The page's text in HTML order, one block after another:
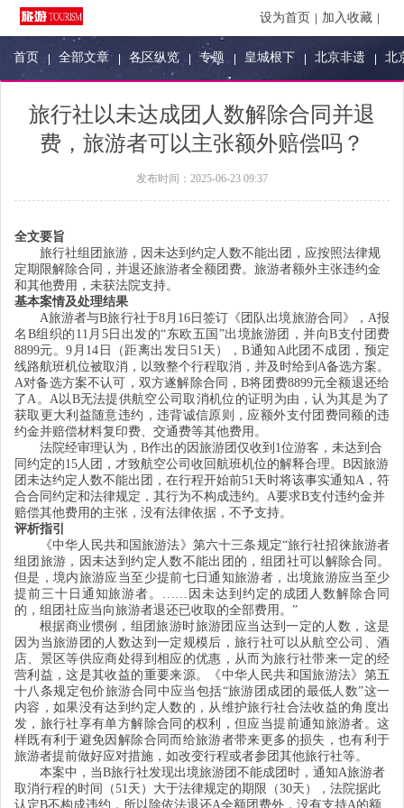
设为首页 加入收藏
首页 全部文章 各区纵览 专题 皇城根下 北京非遗 北
旅行社以未达成团人数解除合同并退
费，旅游者可以主张额外赔偿吗？
发布时间： 2025-06-23 09:37
全文要旨
旅行社组团旅游，因未达到约定人数不能出团，应按照法律规
定期限解除合同，并退还旅游者全额团费。旅游者额外主张违约金
和其他费用，未获法院支持。
基本案情及处理结果
A旅游者与B旅行社于8月16日签订《团队出境旅游合同》，A报
名B组织的11月5日出发的“东欧五国”出境旅游团，并向B支付团费
8899元。9月14日（距离出发日51天），B通知A此团不成团，预定
线路航班机位被取消，以致整个行程取消，并及时给到A备选方案。
A对备选方案不认可，双方遂解除合同，B将团费8899元全额退还给
了A。A以B无法提供航空公司取消机位的证明为由，认为其是为了
获取更大利益随意违约，违背诚信原则，应额外支付团费同额的违
约金并赔偿材料复印费、交通费等其他费用。
法院经审理认为，B作出的因旅游团仅收到1位游客，未达到合
同约定的15人团，才致航空公司收回航班机位的解释合理。B因旅游
团未达约定人数不能出团，在行程开始前51天时将该事实通知A，符
合合同约定和法律规定，其行为不构成违约。A要求B支付违约金并
赔偿其他费用的主张，没有法律依据，不予支持。
评析指引
《中华人民共和国旅游法》第六十三条规定“旅行社招徕旅游者
组团旅游，因未达到约定人数不能出团的，组团社可以解除合同。
但是，境内旅游应当至少提前七日通知旅游者，出境旅游应当至少
提前三十日通知旅游者。……因未达到约定的成团人数解除合同
的，组团社应当向旅游者退还已收取的全部费用。 ”
根据商业惯例，组团旅游时旅游团应当达到一定的人数，这是
因为当旅游团的人数达到一定规模后，旅行社可以从航空公司、酒
店、景区等供应商处得到相应的优惠，从而为旅行社带来一定的经
营利益，这是其收益的重要来源。《中华人民共和国旅游法》第五
十八条规定包价旅游合同中应当包括“旅游团成团的最低人数”这一
内容，如果没有达到约定人数的，从维护旅行社合法收益的角度出
发，旅行社享有单方解除合同的权利，但应当提前通知旅游者。这
样既有利于避免因解除合同而给旅游者带来更多的损失，也有利于
旅游者提前做好应对措施，如改变行程或者参团其他旅行社等。
本案中，当B旅行社发现出境旅游团不能成团时，通知A旅游者
取消行程的时间（51天）大于法律规定的期限（30天），法院据此
认定B不构成违约，所以除依法退还A全额团费外，没有支持A的额